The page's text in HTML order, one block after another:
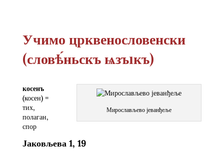
Учимо црквенословенски
(словѣ́ньскъ ѩзъıкъ)
Мирослављево јеванђеље
косенъ
(косен) =
тих,
полаган,
спор
Јаковљева 1, 19